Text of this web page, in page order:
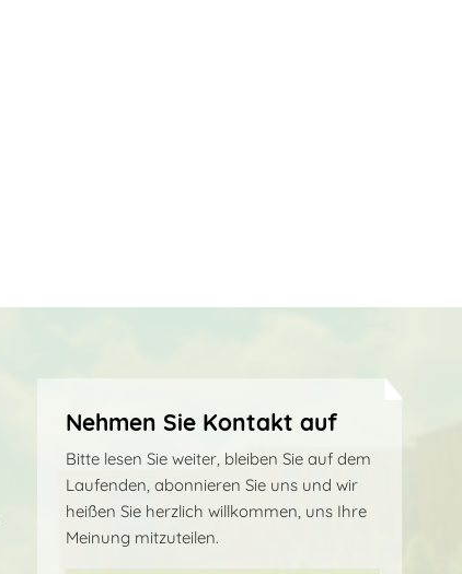
Nehmen Sie Kontakt auf
Bitte lesen Sie weiter, bleiben Sie auf dem
Laufenden, abonnieren Sie uns und wir
heißen Sie herzlich willkommen, uns Ihre
Meinung mitzuteilen.